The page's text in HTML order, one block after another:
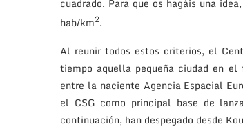
hab/km2.
Al reunir todos estos criterios, el
tiempo aquella pequeña ciudad en el
entre la naciente Agencia Espacial
el CSG como principal base de
continuación, han despegado desde